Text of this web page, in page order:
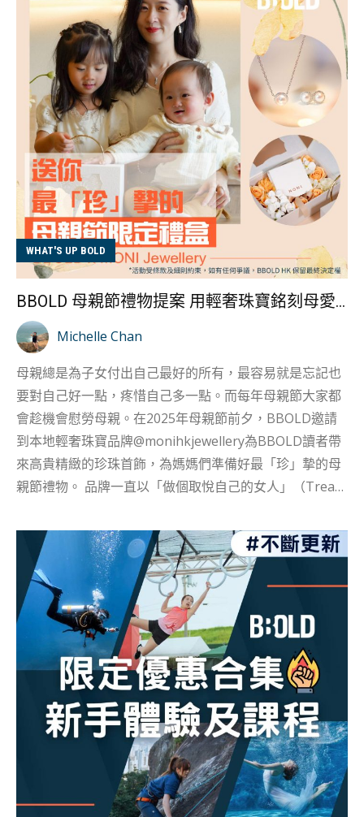
WHAT'S UP BOLD
BBOLD 母親節禮物提案 用輕奢珠寶銘刻母愛之美
Michelle Chan
母親總是為子女付出自己最好的所有，最容易就是忘記也
要對自己好一點，疼惜自己多一點。而每年母親節大家都
會趁機會慰勞母親。在2025年母親節前夕，BBOLD邀請
到本地輕奢珠寶品牌@monihkjewellery為BBOLD讀者帶
來高貴精緻的珍珠首飾，為媽媽們準備好最「珍」摯的母
親節禮物。 品牌一直以「做個取悅自己的女人」（Treat
信，就如BBOLD一直鼓勵女性跳出框框，向外探索，透過
人生經歷，建立自信的一面。為各位偉大的媽媽準備了一
系列的飾物，讓你送上這份珍貴的心意。各位還在苦思今
年送甚麼禮物的子女們，不妨看看以下禮物提案。 提案
一：時尚之選 ——Beloved Set 母愛是溫柔的長河，
MONI Jewellery 今年推出的 Beloved Set 以長型珍珠設
計，搭配光金元素，寓意母愛的延續，展現母親全心全意
的 照顧與愛惜 。長條造型更 見證母親與子女之間永恆的
關係。不妨相約母親享用一頓充滿「少女心」的下午茶，
讓她好好感受像少女一樣被疼愛的時刻，再親手為媽媽戴
上項鍊，讓儀式感成為記憶錨點。 提案二：閃耀之選——
庭中的「太陽」，Haro Set 中央珍珠就像象徵子女，周圍